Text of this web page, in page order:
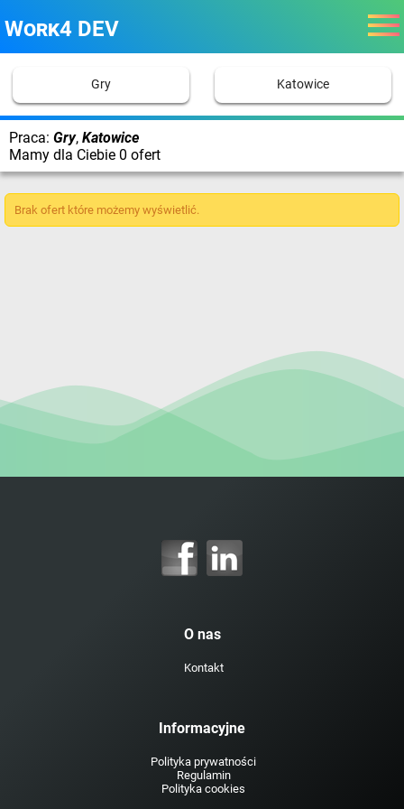
Work4 DEV
Gry Katowice
Praca: Gry, Katowice
Mamy dla Ciebie 0 ofert
Brak ofert które możemy wyświetlić.
O nas
Kontakt
Informacyjne
Polityka prywatności
Regulamin
Polityka cookies